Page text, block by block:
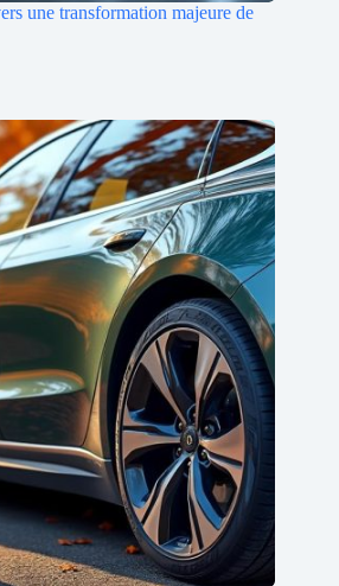
une transformation majeure de